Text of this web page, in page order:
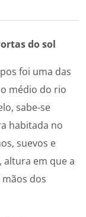
do sol
foi uma das
médio do rio
sabe-se
habitada no
suevos e
altura em que a
dos